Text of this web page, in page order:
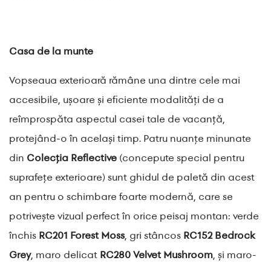
Casa de la munte
Vopseaua exterioară rămâne una dintre cele mai
accesibile, ușoare și eficiente modalități de a
reîmprospăta aspectul casei tale de vacanță,
protejând-o în același timp. Patru nuanțe minunate
din Colecția Reflective (concepute special pentru
suprafețe exterioare) sunt ghidul de paletă din acest
an pentru o schimbare foarte modernă, care se
potrivește vizual perfect în orice peisaj montan: verde
închis RC201 Forest Moss, gri stâncos RC152 Bedrock
Grey, maro delicat RC280 Velvet Mushroom, și maro-